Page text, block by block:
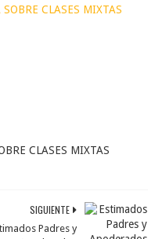
CLASES MIXTAS
SIGUIENTE
Padres y